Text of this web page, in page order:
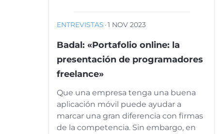
ENTREVISTAS ·1 NOV 2023
Badal: «Portafolio online: la
presentación de programadores
freelance»
Que una empresa tenga una buena
aplicación móvil puede ayudar a
marcar una gran diferencia con firmas
de la competencia. Sin embargo, en